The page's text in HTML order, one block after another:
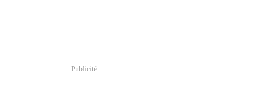
Publicité